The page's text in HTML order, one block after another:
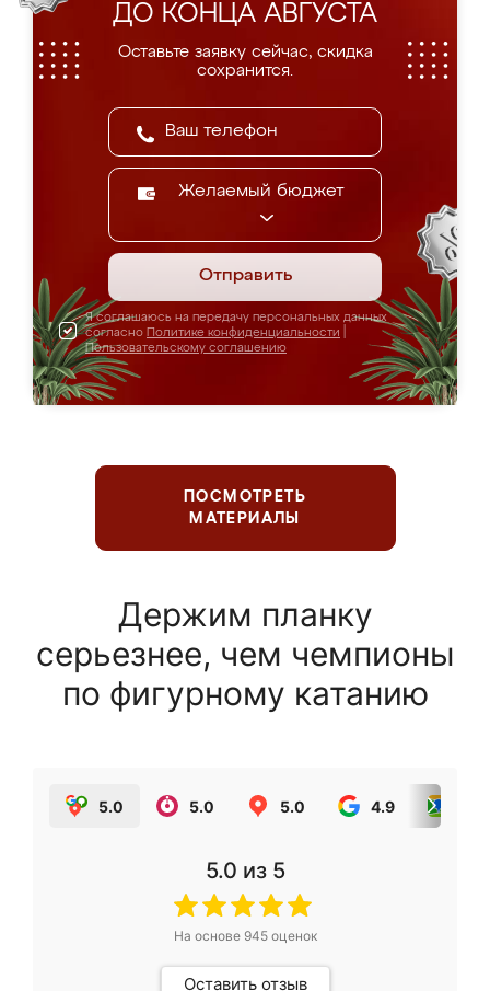
ДО КОНЦА АВГУСТА
Оставьте заявку сейчас, скидка
сохранится.
Желаемый бюджет
Отправить
Я соглашаюсь на передачу персональных данных
согласно Политике конфиденциальности
Пользовательскому соглашению
ПОСМОТРЕТЬ
МАТЕРИАЛЫ
Держим планку
серьезнее, чем чемпионы
по фигурному катанию
5.0 5.0 5.0 4.9
5.0 из 5
На основе 945оценок
Оставить отзыв